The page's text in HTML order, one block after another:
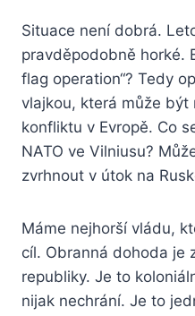
Situace není dobrá.
pravděpodobně horké.
flag operation“? Tedy
vlajkou, která může být
konfliktu v Evropě. Co
NATO ve Vilniusu?
zvrhnout v útok na
Máme nejhorší vládu,
cíl. Obranná dohoda je
republiky. Je to
nijak nechrání. Je to